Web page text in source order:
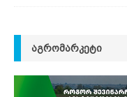
ᲐᲒᲠᲝᲛᲐᲠᲙᲔᲢᲘ